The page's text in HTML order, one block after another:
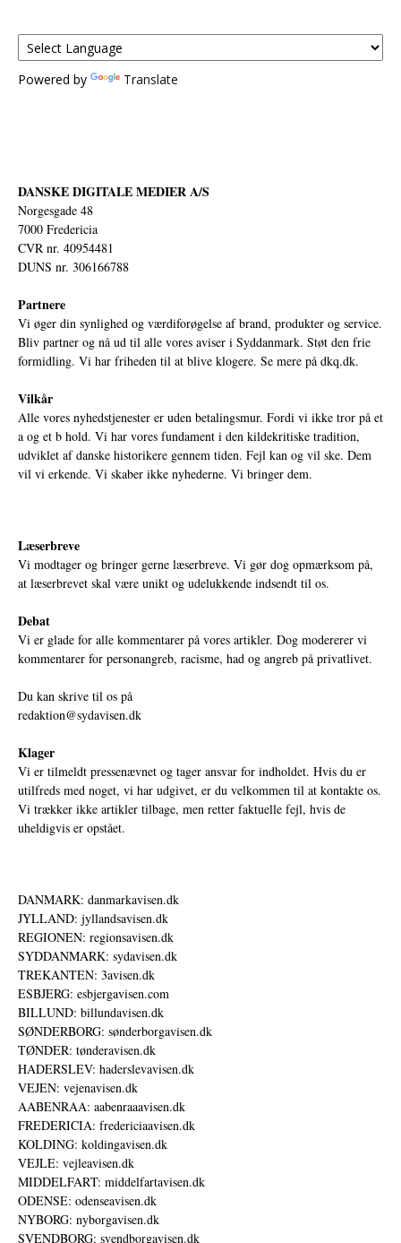
Powered by Translate
DANSKE DIGITALE MEDIER A/S
Norgesgade 48
7000 Fredericia
CVR nr. 40954481
DUNS nr. 306166788
Partnere
Vi øger din synlighed og værdiforøgelse af brand, produkter og service.
Bliv partner og nå ud til alle vores aviser i Syddanmark. Støt den frie
formidling. Vi har friheden til at blive klogere. Se mere på dkq.dk.
Vilkår
Alle vores nyhedstjenester er uden betalingsmur. Fordi vi ikke tror på et
a og et b hold. Vi har vores fundament i den kildekritiske tradition,
udviklet af danske historikere gennem tiden. Fejl kan og vil ske. Dem
vil vi erkende. Vi skaber ikke nyhederne. Vi bringer dem.
Læserbreve
Vi modtager og bringer gerne læserbreve. Vi gør dog opmærksom på,
at læserbrevet skal være unikt og udelukkende indsendt til os.
Debat
Vi er glade for alle kommentarer på vores artikler. Dog modererer vi
kommentarer for personangreb, racisme, had og angreb på privatlivet.
Du kan skrive til os på
redaktion@sydavisen.dk
Klager
Vi er tilmeldt pressenævnet og tager ansvar for indholdet. Hvis du er
utilfreds med noget, vi har udgivet, er du velkommen til at kontakte os.
Vi trækker ikke artikler tilbage, men retter faktuelle fejl, hvis de
uheldigvis er opstået.
DANMARK: danmarkavisen.dk
JYLLAND: jyllandsavisen.dk
REGIONEN: regionsavisen.dk
SYDDANMARK: sydavisen.dk
TREKANTEN: 3avisen.dk
ESBJERG: esbjergavisen.com
BILLUND: billundavisen.dk
SØNDERBORG: sønderborgavisen.dk
TØNDER: tønderavisen.dk
HADERSLEV: haderslevavisen.dk
VEJEN: vejenavisen.dk
AABENRAA: aabenraaavisen.dk
FREDERICIA: fredericiaavisen.dk
KOLDING: koldingavisen.dk
VEJLE: vejleavisen.dk
MIDDELFART: middelfartavisen.dk
ODENSE: odenseavisen.dk
NYBORG: nyborgavisen.dk
SVENDBORG: svendborgavisen.dk